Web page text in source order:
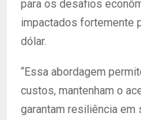
para os desafios
impactados fortemente
dólar.
“Essa abordagem
custos, mantenham o
garantam resiliência em